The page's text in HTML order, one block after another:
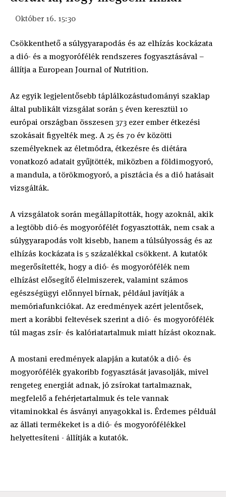
Október 16. 15:30
Csökkenthető a súlygyarapodás és az elhízás kockázata
a dió- és a mogyorófélék rendszeres fogyasztásával –
állítja a European Journal of Nutrition.
Az egyik legjelentősebb táplálkozástudományi szaklap
által publikált vizsgálat során 5 éven keresztül 10
európai országban összesen 373 ezer ember étkezési
szokásait figyelték meg. A 25 és 70 év közötti
személyeknek az életmódra, étkezésre és diétára
vonatkozó adatait gyűjtötték, miközben a földimogyoró,
a mandula, a törökmogyoró, a pisztácia és a dió hatásait
vizsgálták.
A vizsgálatok során megállapították, hogy azoknál, akik
a legtöbb dió-és mogyorófélét fogyasztották, nem csak a
súlygyarapodás volt kisebb, hanem a túlsúlyosság és az
elhízás kockázata is 5 százalékkal csökkent. A kutatók
megerősítették, hogy a dió- és mogyorófélék nem
elhízást elősegítő élelmiszerek, valamint számos
egészségügyi előnnyel bírnak, például javítják a
memóriafunkciókat. Az eredmények azért jelentősek,
mert a korábbi feltevések szerint a dió- és mogyorófélék
túl magas zsír- és kalóriatartalmuk miatt hízást okoznak.
A mostani eredmények alapján a kutatók a dió- és
mogyorófélék gyakoribb fogyasztását javasolják, mivel
rengeteg energiát adnak, jó zsírokat tartalmaznak,
megfelelő a fehérjetartalmuk és tele vannak
vitaminokkal és ásványi anyagokkal is. Érdemes példuál
az állati termékeket is a dió- és mogyorófélékkel
helyettesíteni - állítják a kutatók.